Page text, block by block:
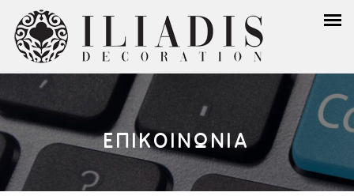
ΕΠΙΚΟΙΝΩΝΙΑ